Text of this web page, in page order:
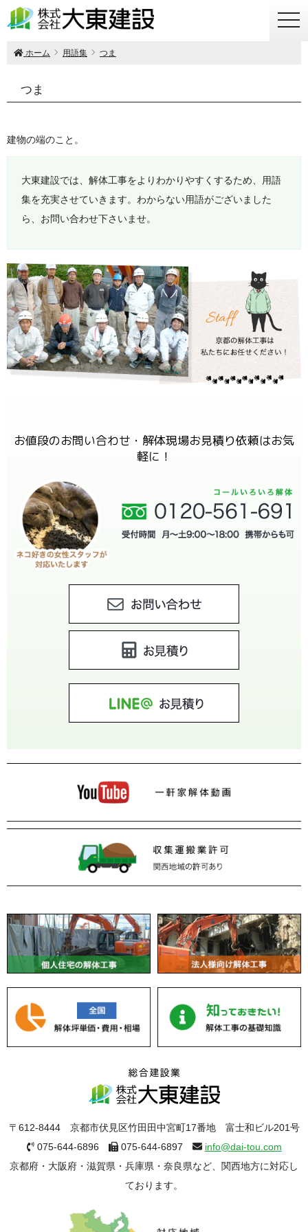
ホーム 用語集 つま
つま
建物の端のこと。
大東建設では、解体工事をよりわかりやすくするため、用語
集を充実させていきます。わからない用語がございました
ら、お問い合わせ下さいませ。
お値段のお問い合わせ・解体現場お見積り依頼はお気
軽に！
〒612-8444 京都市伏見区竹田田中宮町17番地 富士和ビル201号
075-644-6896
075-644-6897
info@dai-tou.com
京都府・大阪府・滋賀県・兵庫県・奈良県など、関西地方に対応し
ております。